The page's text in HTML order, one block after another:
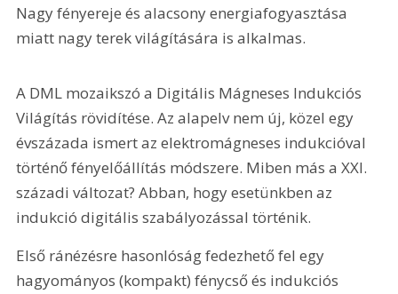
Nagy fényereje és alacsony energiafogyasztása
miatt nagy terek világítására is alkalmas.
A DML mozaikszó a Digitális Mágneses Indukciós
Világítás rövidítése. Az alapelv nem új, közel egy
évszázada ismert az elektromágneses indukcióval
történő fényelőállítás módszere. Miben más a XXI.
századi változat? Abban, hogy esetünkben az
indukció digitális szabályozással történik.
Első ránézésre hasonlóság fedezhető fel egy
hagyományos (kompakt) fénycső és indukciós